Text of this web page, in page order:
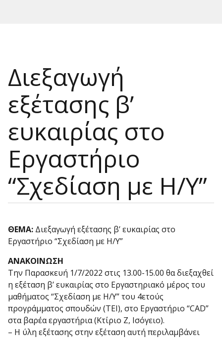
Διεξαγωγή
εξέτασης β’
ευκαιρίας στο
Εργαστήριο
“Σχεδίαση με Η/Υ”
ΘΕΜΑ: Διεξαγωγή εξέτασης β’ ευκαιρίας στο
Εργαστήριο “Σχεδίαση με Η/Υ”
ΑΝΑΚΟΙΝΩΣΗ
Την Παρασκευή 1/7/2022 στις 13.00-15.00 θα διεξαχθεί
η εξέταση β’ ευκαιρίας στο Εργαστηριακό μέρος του
μαθήματος “Σχεδίαση με Η/Υ” του 4ετούς
προγράμματος σπουδών (ΤΕΙ), στο Εργαστήριο “CAD”
στα βαρέα εργαστήρια (Κτίριο Ζ, Ισόγειο).
– Η ύλη εξέτασης στην εξέταση αυτή περιλαμβάνει